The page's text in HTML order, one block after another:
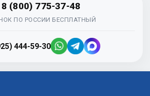
8 (800) 775-37-48
ПО РОССИИ БЕСПЛАТНЫЙ
444-59-30